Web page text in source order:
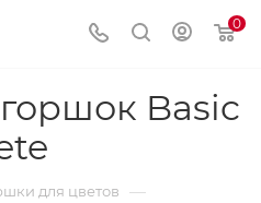
0
Basic
для цветов —